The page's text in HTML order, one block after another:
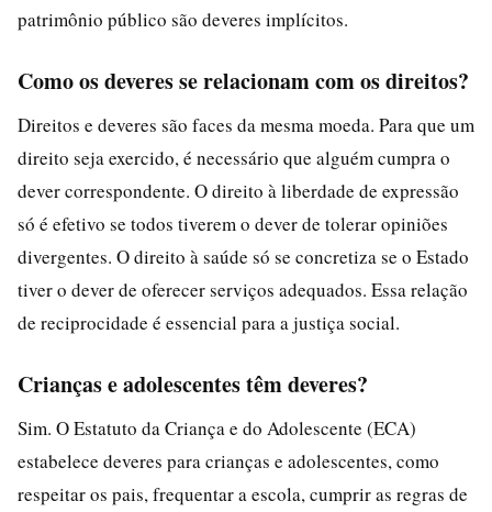
patrimônio público são deveres implícitos.
Como os deveres se relacionam com os direitos?
Direitos e deveres são faces da mesma moeda. Para que um
direito seja exercido, é necessário que alguém cumpra o
dever correspondente. O direito à liberdade de expressão
só é efetivo se todos tiverem o dever de tolerar opiniões
divergentes. O direito à saúde só se concretiza se o Estado
tiver o dever de oferecer serviços adequados. Essa relação
de reciprocidade é essencial para a justiça social.
Crianças e adolescentes têm deveres?
Sim. O Estatuto da Criança e do Adolescente (ECA)
estabelece deveres para crianças e adolescentes, como
respeitar os pais, frequentar a escola, cumprir as regras de